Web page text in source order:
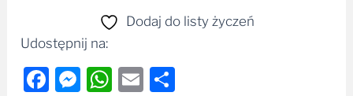
Dodaj do listy życzeń
Udostępnij na:
Facebook
Messenger
WhatsApp
Email